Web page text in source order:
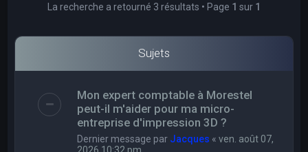
La recherche a retourné 3 résultats • Page 1 sur 1
Sujets
Mon expert comptable à Morestel
peut-il m'aider pour ma micro-
entreprise d'impression 3D ?
Dernier message par Jacques «ven. août 07,
2026 10:32 pm